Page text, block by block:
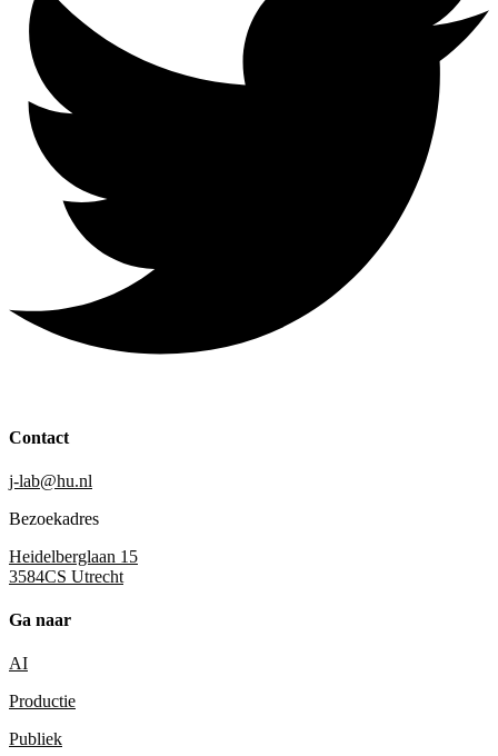
Contact
j-lab@hu.nl
Bezoekadres
Heidelberglaan 15
3584CS Utrecht
Ga naar
AI
Productie
Publiek